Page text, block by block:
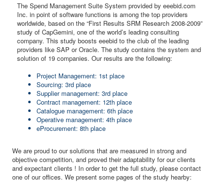
The Spend Management Suite System provided by eeebid.com
Inc. in point of software functions is among the top providers
worldwide, based on the “First Results SRM Research 2008-2009”
study of CapGemini, one of the world’s leading consulting
company. This study boosts eeebid to the club of the leading
providers like SAP or Oracle. The study contains the system and
solution of 19 companies. Our results are the following:
Project Management: 1st place
Sourcing: 3rd place
Supplier management: 3rd place
Contract management: 12th place
Catalogue management: 6th place
Operative management: 4th place
eProcurement: 8th place
We are proud to our solutions that are measured in strong and
objective competition, and proved their adaptability for our clients
and expectant clients ! In order to get the full study, please contact
one of our offices. We present some pages of the study hearby: